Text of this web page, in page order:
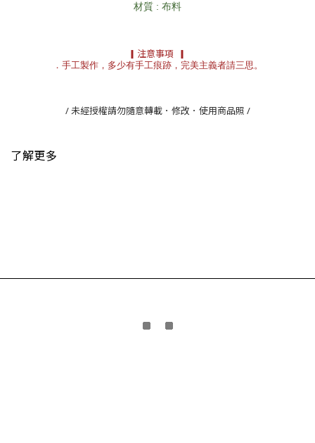
材質 : 布料
▎ 注意事項
▎
．手工製作，多少有手工痕跡，完美主義者請三思。
/ 未經授權請勿隨意轉載．修改．使用商品照 /
了解更多